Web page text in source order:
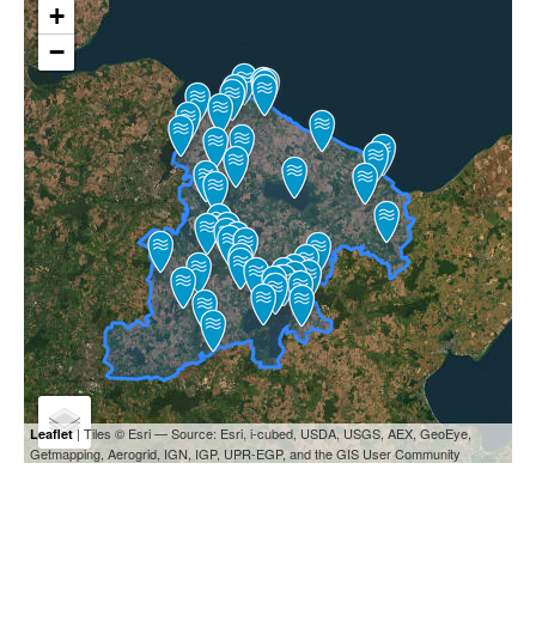
+
−
Leaflet| Tiles © Esri — Source: Esri, i-cubed, USDA, USGS, AEX, GeoEye,
Getmapping, Aerogrid, IGN, IGP, UPR-EGP, and the GIS User Community